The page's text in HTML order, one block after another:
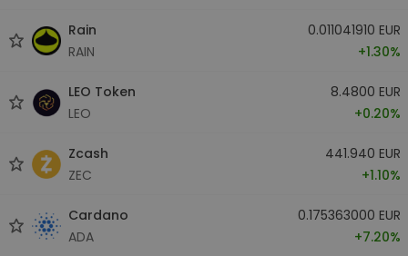
Rain
RAIN
0.011041910 EUR
+1.30%
LEO Token
LEO
8.4800 EUR
+0.20%
Zcash
ZEC
441.940 EUR
+1.10%
Cardano
ADA
0.175363000 EUR
+7.20%